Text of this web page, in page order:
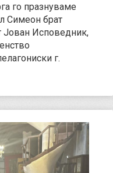
го празнуваме
Симеон брат
Јован Исповедник,
г.